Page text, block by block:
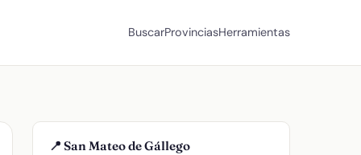
BuscarProvinciasHerramientas
📍 San Mateo de Gállego